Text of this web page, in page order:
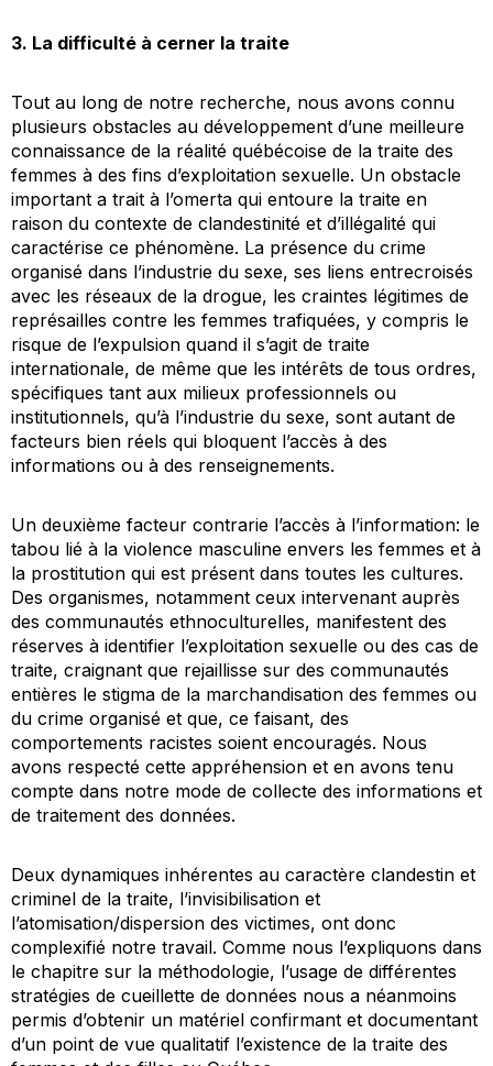
3. La difficulté à cerner la traite
Tout au long de notre recherche, nous avons connu
plusieurs obstacles au développement d’une meilleure
connaissance de la réalité québécoise de la traite des
femmes à des fins d’exploitation sexuelle. Un obstacle
important a trait à l’omerta qui entoure la traite en
raison du contexte de clandestinité et d’illégalité qui
caractérise ce phénomène. La présence du crime
organisé dans l’industrie du sexe, ses liens entrecroisés
avec les réseaux de la drogue, les craintes légitimes de
représailles contre les femmes trafiquées, y compris le
risque de l’expulsion quand il s’agit de traite
internationale, de même que les intérêts de tous ordres,
spécifiques tant aux milieux professionnels ou
institutionnels, qu’à l’industrie du sexe, sont autant de
facteurs bien réels qui bloquent l’accès à des
informations ou à des renseignements.
Un deuxième facteur contrarie l’accès à l’information: le
tabou lié à la violence masculine envers les femmes et à
la prostitution qui est présent dans toutes les cultures.
Des organismes, notamment ceux intervenant auprès
des communautés ethnoculturelles, manifestent des
réserves à identifier l’exploitation sexuelle ou des cas de
traite, craignant que rejaillisse sur des communautés
entières le stigma de la marchandisation des femmes ou
du crime organisé et que, ce faisant, des
comportements racistes soient encouragés. Nous
avons respecté cette appréhension et en avons tenu
compte dans notre mode de collecte des informations et
de traitement des données.
Deux dynamiques inhérentes au caractère clandestin et
criminel de la traite, l’invisibilisation et
l’atomisation/dispersion des victimes, ont donc
complexifié notre travail. Comme nous l’expliquons dans
le chapitre sur la méthodologie, l’usage de différentes
stratégies de cueillette de données nous a néanmoins
permis d’obtenir un matériel confirmant et documentant
d’un point de vue qualitatif l’existence de la traite des